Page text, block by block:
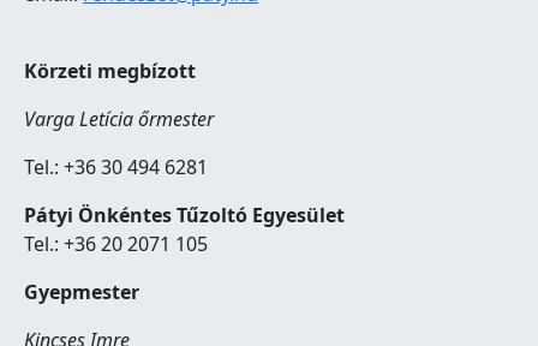
Körzeti megbízott
Varga Letícia őrmester
Tel.: +36 30 494 6281
Pátyi Önkéntes Tűzoltó Egyesület
Tel.: +36 20 2071 105
Gyepmester
Kincses Imre